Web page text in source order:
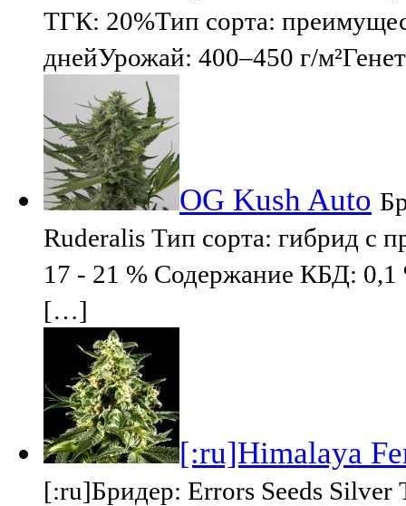
ТГК: 20%Тип сорта:
днейУрожай: 400–450 г/
OG Kush Auto
Ruderalis Тип сорта: гибрид с
17 - 21 % Содержание КБД: 0,1
[…]
[:ru]Himalaya
[:ru]Бридер: Errors Seeds